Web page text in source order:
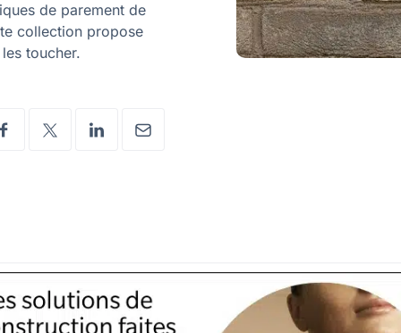
de parement de
collection propose
toucher.